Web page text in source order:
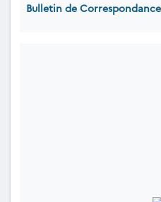
Bulletin de Correspondance